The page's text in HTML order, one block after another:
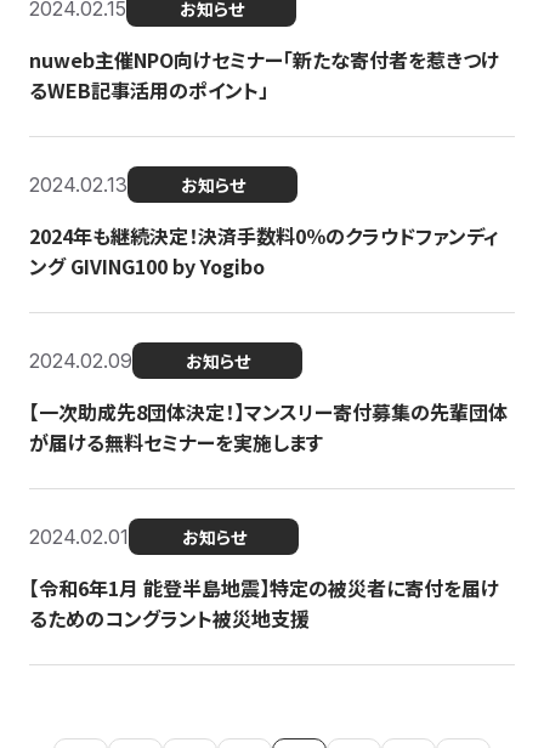
2024.02.15 お知らせ
nuweb主催NPO向けセミナー「新たな寄付者を惹きつけ
るWEB記事活用のポイント」
2024.02.13 お知らせ
2024年も継続決定！決済手数料0％のクラウドファンディ
ング GIVING100 by Yogibo
2024.02.09 お知らせ
【一次助成先8団体決定！】マンスリー寄付募集の先輩団体
が届ける無料セミナーを実施します
2024.02.01 お知らせ
【令和6年1月 能登半島地震】特定の被災者に寄付を届け
るためのコングラント被災地支援